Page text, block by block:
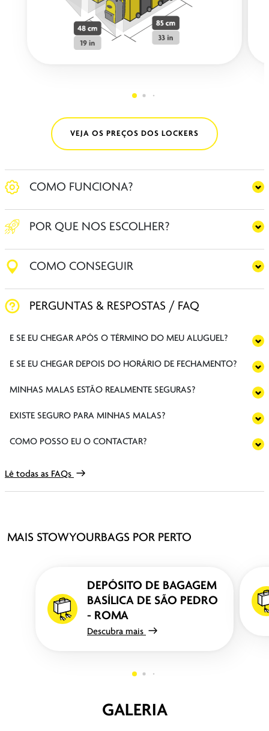
VEJA OS PREÇOS DOS LOCKERS
COMO FUNCIONA?
POR QUE NOS ESCOLHER?
COMO CONSEGUIR
PERGUNTAS & RESPOSTAS / FAQ
E SE EU CHEGAR APÓS O TÉRMINO DO MEU ALUGUEL?
E SE EU CHEGAR DEPOIS DO HORÁRIO DE FECHAMENTO?
MINHAS MALAS ESTÃO REALMENTE SEGURAS?
EXISTE SEGURO PARA MINHAS MALAS?
COMO POSSO EU O CONTACTAR?
Lê todas as FAQs
MAIS STOWYOURBAGS POR PERTO
DEPÓSITO DE BAGAGEM
BASÍLICA DE SÃO PEDRO
- ROMA
Descubra mais
GALERIA